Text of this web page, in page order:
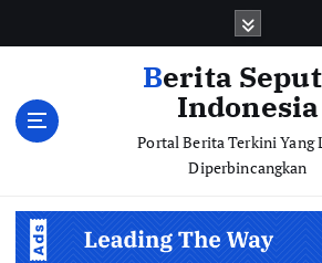
Berita Seputar
Indonesia
Portal Berita Terkini Yang
Diperbincangkan